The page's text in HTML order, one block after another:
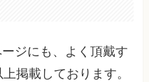
ージにも、よく頂戴す
掲載しております。